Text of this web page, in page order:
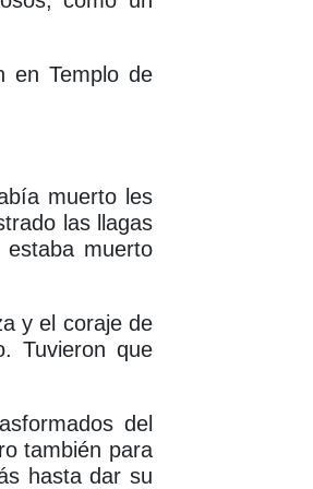
en Templo de
muerto les
las llagas
muerto
y el coraje de
Tuvieron que
del
también para
hasta dar su